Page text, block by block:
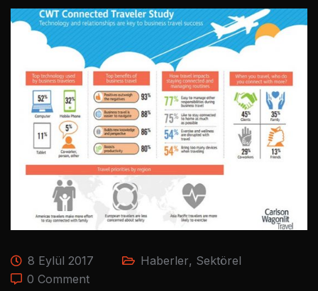
8 Eylül 2017 Haberler, Sektörel
0 Comment